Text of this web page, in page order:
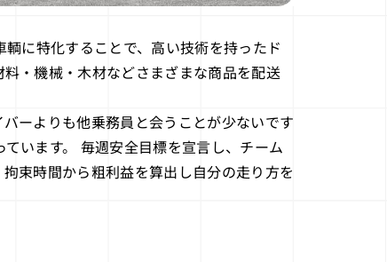
に特化することで、⾼い技術を持ったド
・機械・⽊材などさまざまな商品を配送
ーよりも他乗務員と会うことが少ないです
います。 毎週安全目標を宣言し、チーム
束時間から粗利益を算出し自分の走り方を